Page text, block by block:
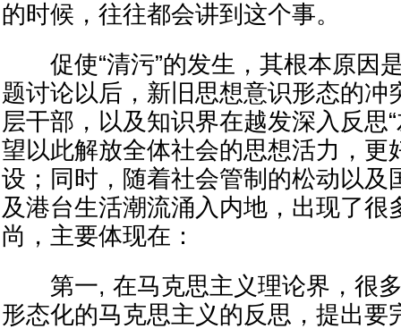
的时候，往往都会讲到这个事。
促使“清污”的发生，其根本原因
题讨论以后，新旧思想意识形态的冲
层干部，以及知识界在越发深入反思
望以此解放全体社会的思想活力，更
设；同时，随着社会管制的松动以及
及港台生活潮流涌入内地，出现了很
尚，主要体现在：
第一, 在马克思主义理论界，很多
形态化的马克思主义的反思，提出要